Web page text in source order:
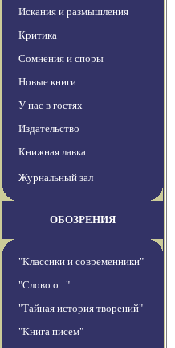
Искания и размышления
Критика
Сомнения и споры
Новые книги
У нас в гостях
Издательство
Книжная лавка
Журнальный зал
ОБОЗРЕНИЯ
"Классики и современники"
"Слово о..."
"Тайная история творений"
"Книга писем"